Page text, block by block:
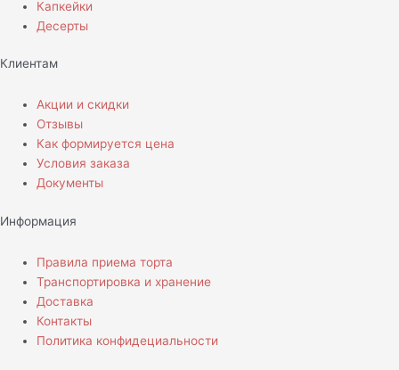
Капкейки
Десерты
Клиентам
Акции и скидки
Отзывы
Как формируется цена
Условия заказа
Документы
Информация
Правила приема торта
Транспортировка и хранение
Доставка
Контакты
Политика конфидециальности